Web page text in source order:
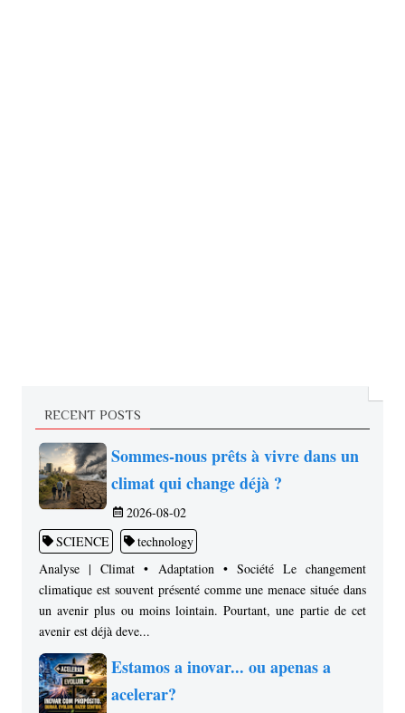
RECENT POSTS
Sommes-nous prêts à vivre dans un
climat qui change déjà ?
2026-08-02
SCIENCE
technology
Analyse | Climat • Adaptation • Société Le changement
climatique est souvent présenté comme une menace située dans
un avenir plus ou moins lointain. Pourtant, une partie de cet
avenir est déjà deve...
Estamos a inovar... ou apenas a
acelerar?